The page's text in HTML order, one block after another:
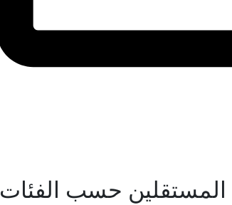
حسب الفئات